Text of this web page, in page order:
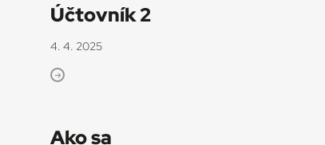
Účtovník 2
4. 4. 2025
Ako sa